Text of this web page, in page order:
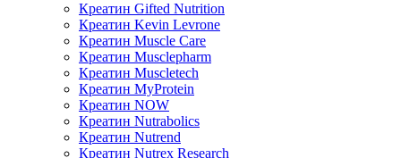
Креатин Gifted Nutrition
Креатин Kevin Levrone
Креатин Muscle Care
Креатин Musclepharm
Креатин Muscletech
Креатин MyProtein
Креатин NOW
Креатин Nutrabolics
Креатин Nutrend
Креатин Nutrex Research